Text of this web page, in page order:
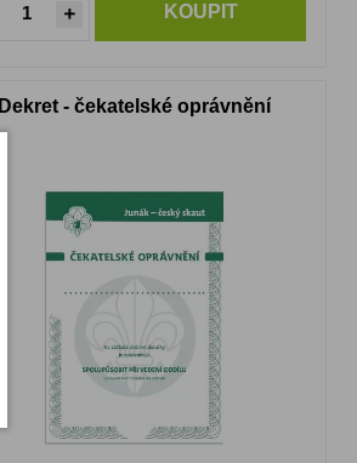
KOUPIT
Dekret - čekatelské oprávnění